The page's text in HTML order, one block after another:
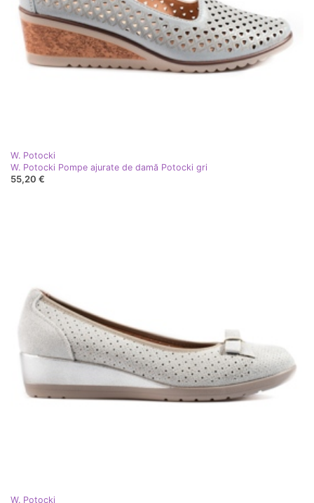
W. Potocki
W. Potocki Pompe ajurate de damă Potocki gri
55,20 €
W. Potocki